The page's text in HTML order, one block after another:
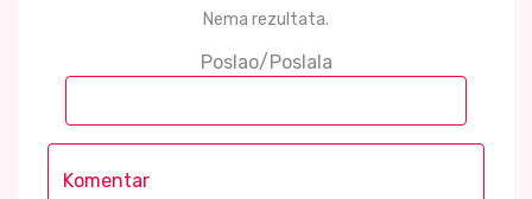
Nema rezultata.
Poslao/Poslala